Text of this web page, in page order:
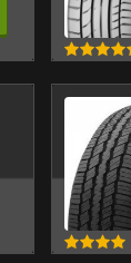
Aperçu
Aperçu